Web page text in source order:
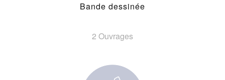
Bande dessinée
2 Ouvrages